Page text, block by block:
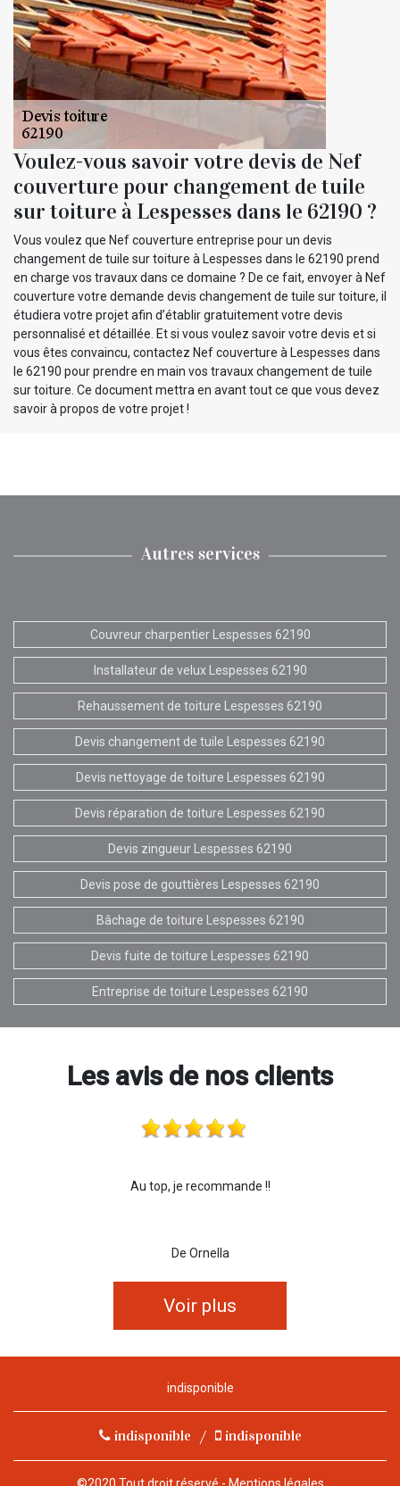
Voulez-vous savoir votre devis de Nef
couverture pour changement de tuile
sur toiture à Lespesses dans le 62190 ?
Vous voulez que Nef couverture entreprise pour un devis
changement de tuile sur toiture à Lespesses dans le 62190 prend
en charge vos travaux dans ce domaine ? De ce fait, envoyer à Nef
couverture votre demande devis changement de tuile sur toiture, il
étudiera votre projet afin d’établir gratuitement votre devis
personnalisé et détaillée. Et si vous voulez savoir votre devis et si
vous êtes convaincu, contactez Nef couverture à Lespesses dans
le 62190 pour prendre en main vos travaux changement de tuile
sur toiture. Ce document mettra en avant tout ce que vous devez
savoir à propos de votre projet !
Autres services
Couvreur charpentier Lespesses 62190
Installateur de velux Lespesses 62190
Rehaussement de toiture Lespesses 62190
Devis changement de tuile Lespesses 62190
Devis nettoyage de toiture Lespesses 62190
Devis réparation de toiture Lespesses 62190
Devis zingueur Lespesses 62190
Devis pose de gouttières Lespesses 62190
Bâchage de toiture Lespesses 62190
Devis fuite de toiture Lespesses 62190
Entreprise de toiture Lespesses 62190
Les avis de nos clients
Au top, je recommande !!
De Ornella
Voir plus
indisponible
indisponible / indisponible